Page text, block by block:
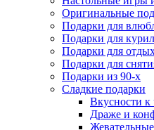
Оригинальные
Подарки для
Подарки для
Подарки для
Подарки для
Подарки из 90-х
Сладкие подарки
Вкусности к
Драже и